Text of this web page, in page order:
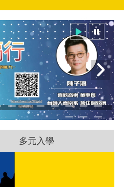
論壇活動
多元入學